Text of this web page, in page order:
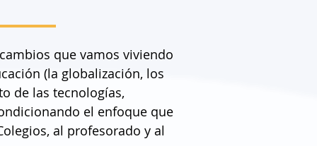
que vamos viviendo
(la globalización, los
de las tecnologías,
el enfoque que
al profesorado y al